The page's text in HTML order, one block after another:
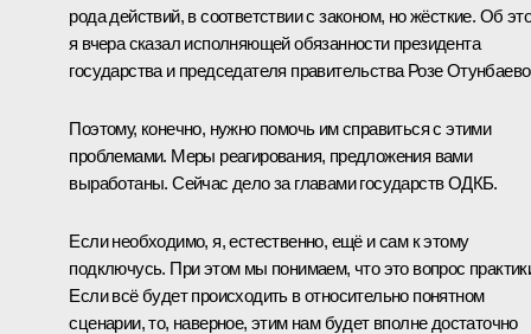
рода действий, в соответствии с законом, но жёсткие. Об
я вчера сказал исполняющей обязанности президента
государства и председателя правительства Розе
Поэтому, конечно, нужно помочь им справиться с этими
проблемами. Меры реагирования, предложения вами
выработаны. Сейчас дело за главами государств ОДКБ.
Если необходимо, я, естественно, ещё и сам к этому
подключусь. При этом мы понимаем, что это вопрос
Если всё будет происходить в относительно понятном
сценарии, то, наверное, этим нам будет вполне достаточно